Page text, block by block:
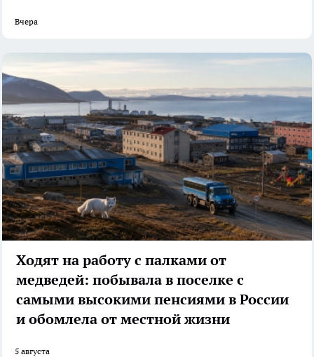
Вчера
Ходят на работу с палками от
медведей: побывала в поселке с
самыми высокими пенсиями в России
и обомлела от местной жизни
5 августа